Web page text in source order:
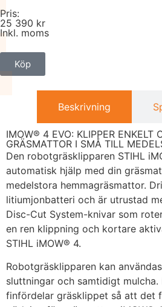
Pris:
25 390 kr
Inkl. moms
Köp
Beskrivning
IMOW® 4 EVO: KLIPPER ENKELT
GRÄSMATTOR I SMÅ TILL
Den robotgräsklipparen STIHL
automatisk hjälp med din
medelstora hemmagräsmattor.
litiumjonbatteri och är utrustad
Disc-Cut System-knivar som
en ren klippning och kortare
STIHL iMOW® 4.
Robotgräsklipparen kan
sluttningar och samtidigt
finfördelar gräsklippet så att det